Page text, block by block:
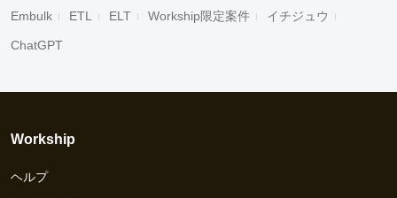
Embulk ETL ELT Workship限定案件 イチジュウ
ChatGPT
Workship
ヘルプ